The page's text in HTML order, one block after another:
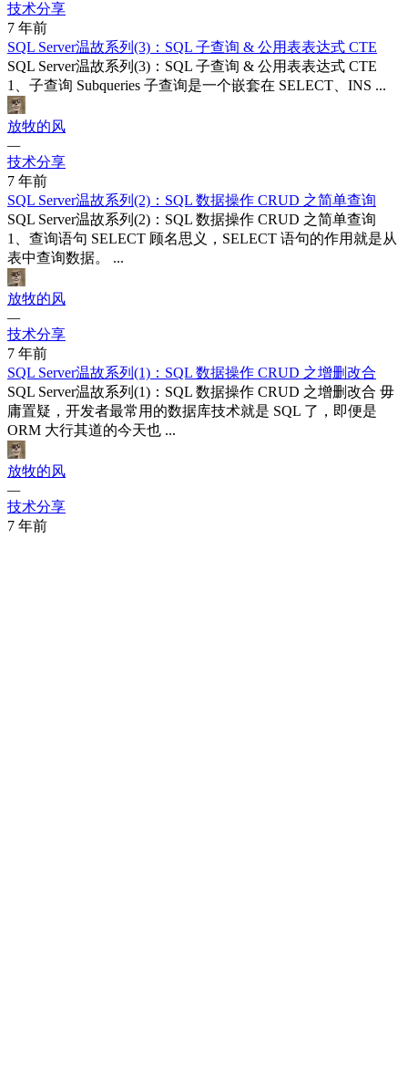
技术分享
7 年前
SQL Server温故系列(3)：SQL 子查询 & 公用表表达式 CTE
SQL Server温故系列(3)：SQL 子查询 & 公用表表达式 CTE
1、子查询 Subqueries 子查询是一个嵌套在 SELECT、INS ...
放牧的风
—
技术分享
7 年前
SQL Server温故系列(2)：SQL 数据操作 CRUD 之简单查询
SQL Server温故系列(2)：SQL 数据操作 CRUD 之简单查询
1、查询语句 SELECT 顾名思义，SELECT 语句的作用就是从
表中查询数据。 ...
放牧的风
—
技术分享
7 年前
SQL Server温故系列(1)：SQL 数据操作 CRUD 之增删改合
SQL Server温故系列(1)：SQL 数据操作 CRUD 之增删改合 毋
庸置疑，开发者最常用的数据库技术就是 SQL 了，即便是
ORM 大行其道的今天也 ...
放牧的风
—
技术分享
7 年前